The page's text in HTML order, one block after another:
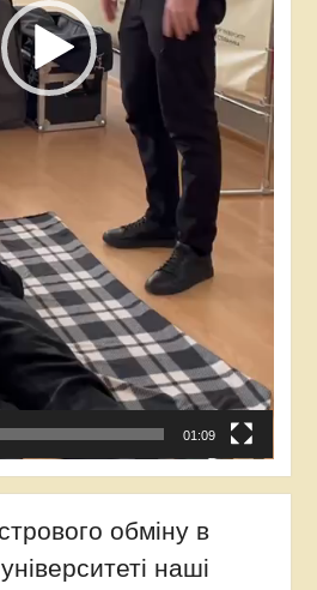
01:09
обміну в
наші